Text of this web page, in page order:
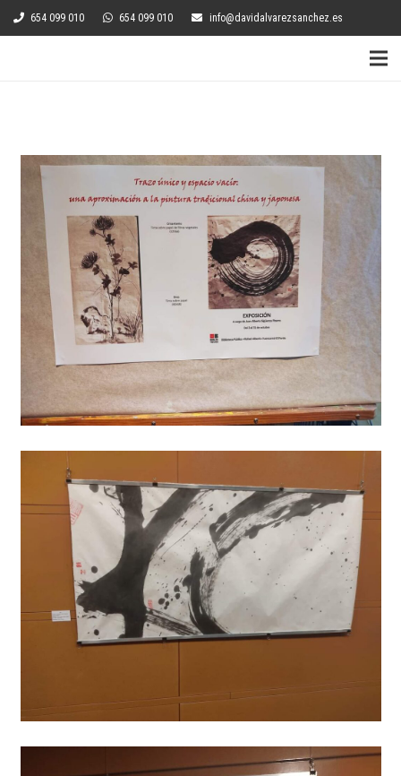
654 099 010 654 099 010 info@davidalvarezsanchez.es